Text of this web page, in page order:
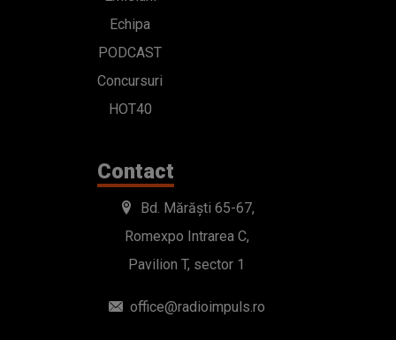
Echipa
PODCAST
Concursuri
HOT40
Contact
Bd. Mărăști 65-67,
Romexpo Intrarea C,
Pavilion T, sector 1
office@radioimpuls.ro